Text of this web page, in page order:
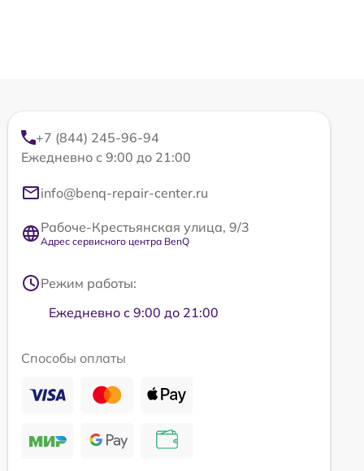
+7 (844) 245-96-94
Ежедневно с 9:00 до 21:00
info@benq-repair-center.ru
Рабоче-Крестьянская улица, 9/3
Адрес сервисного центра BenQ
Режим работы:
Ежедневно с 9:00 до 21:00
Способы оплаты